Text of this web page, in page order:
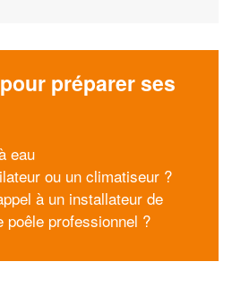
préparer ses
eau
ou un climatiseur ?
à un installateur de
poêle professionnel ?